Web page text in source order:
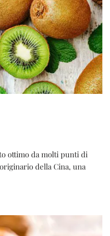
ottimo da molti punti di
della Cina, una